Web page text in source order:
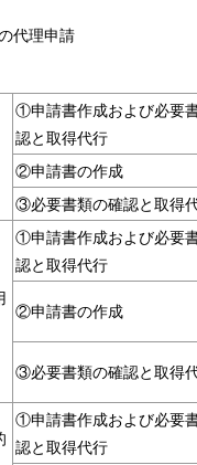
代理申請
①申請書作成および必要
認と取得代行
②申請書の作成
③必要書類の確認と取得
①申請書作成および必要
認と取得代行
②申請書の作成
③必要書類の確認と取得
①申請書作成および必要
認と取得代行